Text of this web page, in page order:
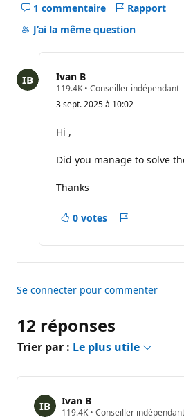
1 commentaire
Masquer
les
ce
question
Rapport
J’ai la même question
Ivan B
119.4K P
i
e
p
a
i
n
• Conseiller indépendant
3 sept. 2025 à 10:02
Hi ,
Did you manage to solve
Thanks
0 votes
Se connecter pour commenter
12 réponses
Trier par : Le plus utile
Ivan B
119.4K P• Conseiller indépendant